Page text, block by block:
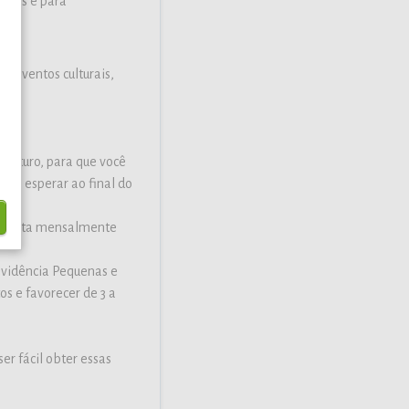
eventos culturais,
para que você
esperar ao final do
mensalmente
Pequenas e
e favorecer de 3 a
fácil obter essas